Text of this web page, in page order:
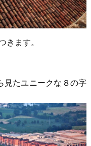
きます。
見たユニークな８の字